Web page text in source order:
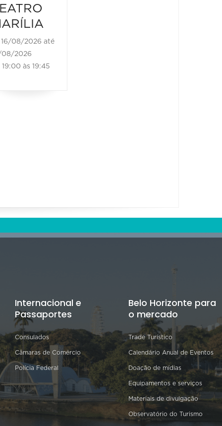
16/08/2026 até
08/2026
às 19:45
Internacional e
Passaportes
Consulados
Câmaras de Comércio
Polícia Federal
Belo Horizonte para
o mercado
Trade Turístico
Calendário Anual de Eventos
Doação de mídias
Equipamentos e serviços
Materiais de divulgação
Observatório do Turismo